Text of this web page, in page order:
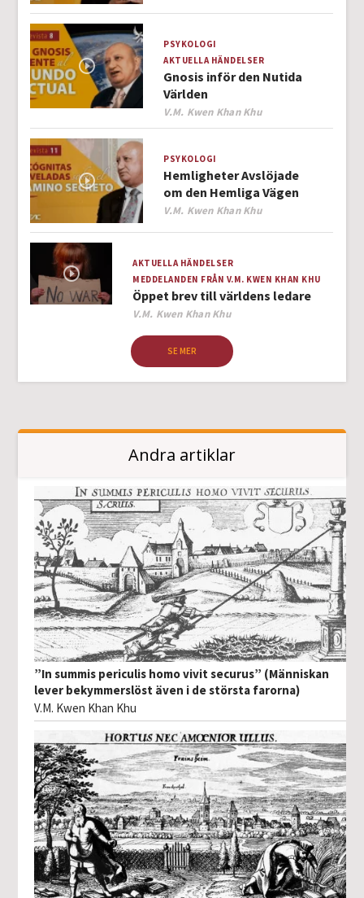
PSYKOLOGI
AKTUELLA HÄNDELSER
Gnosis inför den Nutida
Världen
Author
V.M. Kwen Khan Khu
PSYKOLOGI
Hemligheter Avslöjade
om den Hemliga Vägen
Author
V.M. Kwen Khan Khu
AKTUELLA HÄNDELSER
MEDDELANDEN FRÅN V.M. KWEN KHAN KHU
Öppet brev till världens ledare
Author
V.M. Kwen Khan Khu
SE MER
Andra artiklar
”In summis periculis homo vivit securus” (Människan
lever bekymmerslöst även i de största farorna)
V.M. Kwen Khan Khu